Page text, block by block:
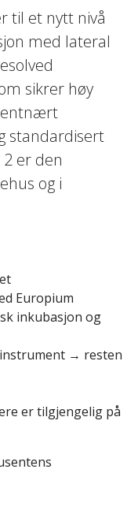
til et nytt nivå
med lateral
sikrer høy
standardisert
er den
og i
Europium
inkubasjon og
→ resten
er tilgjengelig på